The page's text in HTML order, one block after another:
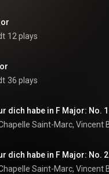
12 plays
36 plays
dich habe in F Major: No. 1
dich habe in F Major: No. 2